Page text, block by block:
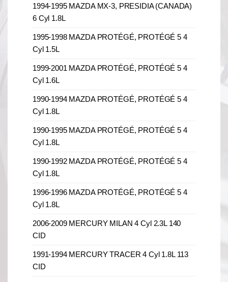
1994-1995 MAZDA MX-3, PRESIDIA (CANADA)
6 Cyl 1.8L
1995-1998 MAZDA PROTÉGÉ, PROTÉGÉ 5 4
Cyl 1.5L
1999-2001 MAZDA PROTÉGÉ, PROTÉGÉ 5 4
Cyl 1.6L
1990-1994 MAZDA PROTÉGÉ, PROTÉGÉ 5 4
Cyl 1.8L
1990-1995 MAZDA PROTÉGÉ, PROTÉGÉ 5 4
Cyl 1.8L
1990-1992 MAZDA PROTÉGÉ, PROTÉGÉ 5 4
Cyl 1.8L
1996-1996 MAZDA PROTÉGÉ, PROTÉGÉ 5 4
Cyl 1.8L
2006-2009 MERCURY MILAN 4 Cyl 2.3L 140
CID
1991-1994 MERCURY TRACER 4 Cyl 1.8L 113
CID